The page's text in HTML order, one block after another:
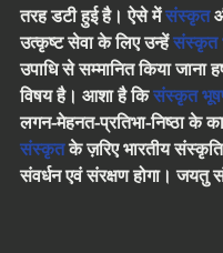
तरह डटी हुई है। ऐसे में संस्कृत
उत्कृष्ट सेवा के लिए उन्हें संस्कृत
उपाधि से सम्मानित किया जाना
विषय है। आशा है कि संस्कृत
लगन-मेहनत-प्रतिभा-निष्ठा के
संस्कृत के ज़रिए भारतीय
संवर्धन एवं संरक्षण होगा। जयतु